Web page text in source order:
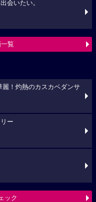
会いたい。
覧
！灼熱のカスカベダンサ
ー
ック